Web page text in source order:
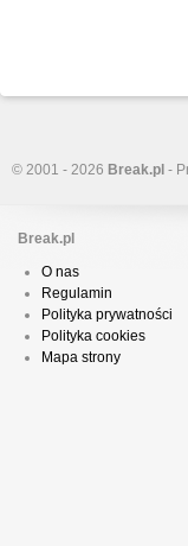
© 2001 - 2026 Break.pl -
Break.pl
O nas
Regulamin
Polityka prywatności
Polityka cookies
Mapa strony